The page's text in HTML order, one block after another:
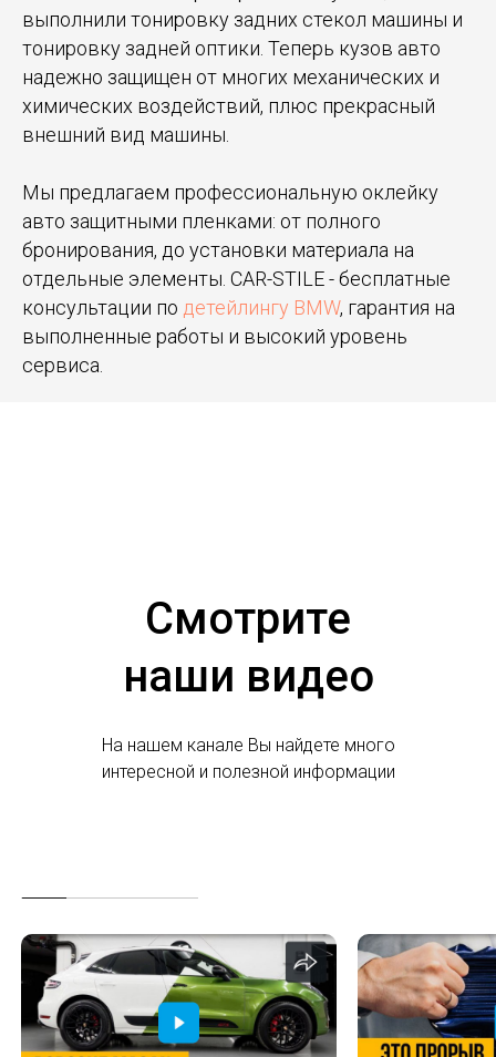
выполнили тонировку задних стекол машины и
тонировку задней оптики. Теперь кузов авто
надежно защищен от многих механических и
химических воздействий, плюс прекрасный
внешний вид машины.
Мы предлагаем профессиональную оклейку
авто защитными пленками: от полного
бронирования, до установки материала на
отдельные элементы. CAR-STILE - бесплатные
консультации по детейлингу BMW, гарантия на
выполненные работы и высокий уровень
сервиса.
Смотрите
наши видео
На нашем канале Вы найдете много
интересной и полезной информации